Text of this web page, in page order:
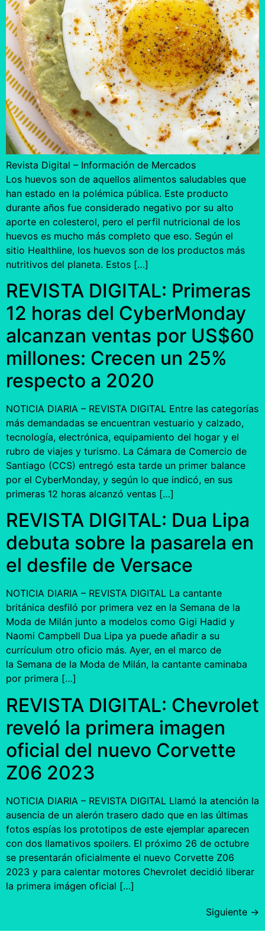
Revista Digital – Información de Mercados
Los huevos son de aquellos alimentos saludables que
han estado en la polémica pública. Este producto
durante años fue considerado negativo por su alto
aporte en colesterol, pero el perfil nutricional de los
huevos es mucho más completo que eso. Según el
sitio Healthline, los huevos son de los productos más
nutritivos del planeta. Estos […]
REVISTA DIGITAL: Primeras
12 horas del CyberMonday
alcanzan ventas por US$60
millones: Crecen un 25%
respecto a 2020
NOTICIA DIARIA – REVISTA DIGITAL Entre las categorías
más demandadas se encuentran vestuario y calzado,
tecnología, electrónica, equipamiento del hogar y el
rubro de viajes y turismo. La Cámara de Comercio de
Santiago (CCS) entregó esta tarde un primer balance
por el CyberMonday, y según lo que indicó, en sus
primeras 12 horas alcanzó ventas […]
REVISTA DIGITAL: Dua Lipa
debuta sobre la pasarela en
el desfile de Versace
NOTICIA DIARIA – REVISTA DIGITAL La cantante
británica desfiló por primera vez en la Semana de la
Moda de Milán junto a modelos como Gigi Hadid y
Naomi Campbell Dua Lipa ya puede añadir a su
currículum otro oficio más. Ayer, en el marco de
la Semana de la Moda de Milán, la cantante caminaba
por primera […]
REVISTA DIGITAL: Chevrolet
reveló la primera imagen
oficial del nuevo Corvette
Z06 2023
NOTICIA DIARIA – REVISTA DIGITAL Llamó la atención la
ausencia de un alerón trasero dado que en las últimas
fotos espías los prototipos de este ejemplar aparecen
con dos llamativos spoilers. El próximo 26 de octubre
se presentarán oficialmente el nuevo Corvette Z06
2023 y para calentar motores Chevrolet decidió liberar
la primera imágen oficial […]
Siguiente →